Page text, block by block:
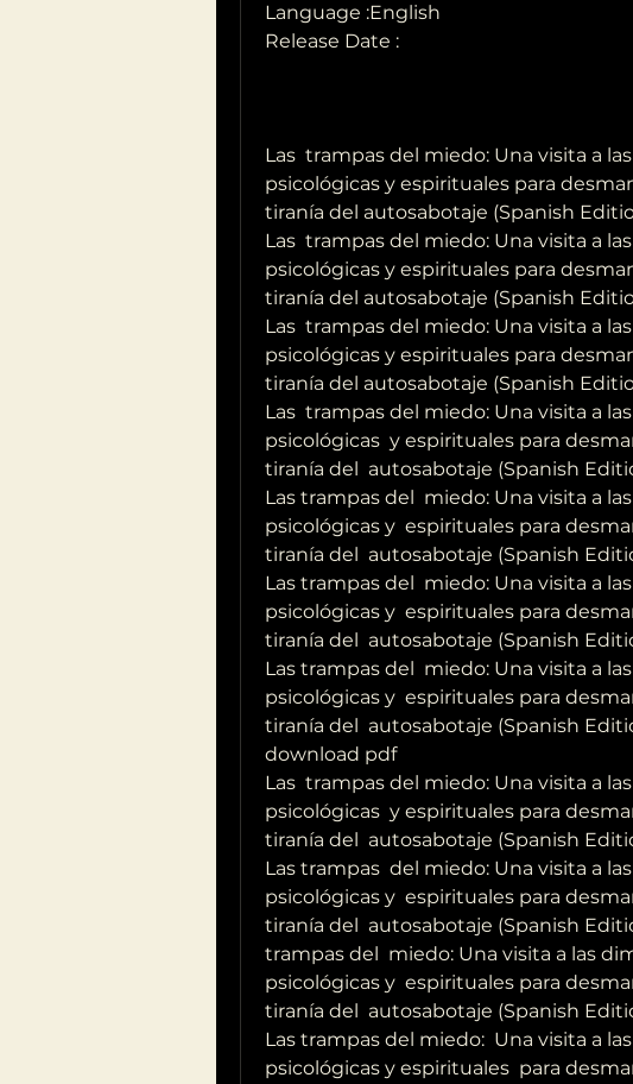
Language :English
Release Date :
Las  trampas del miedo: Una visita a
psicológicas y espirituales para
tiranía del autosabotaje (Spanish
Las  trampas del miedo: Una visita a
psicológicas y espirituales para
tiranía del autosabotaje (Spanish
Las  trampas del miedo: Una visita a
psicológicas y espirituales para
tiranía del autosabotaje (Spanish
Las  trampas del miedo: Una visita a
psicológicas  y espirituales para
tiranía del  autosabotaje (Spanish
Las trampas del  miedo: Una visita a
psicológicas y  espirituales para
tiranía del  autosabotaje (Spanish
Las trampas del  miedo: Una visita a
psicológicas y  espirituales para
tiranía del  autosabotaje (Spanish
Las trampas del  miedo: Una visita a
psicológicas y  espirituales para
tiranía del  autosabotaje (Spanish
download pdf
Las  trampas del miedo: Una visita a
psicológicas  y espirituales para
tiranía del  autosabotaje (Spanish
Las trampas  del miedo: Una visita a
psicológicas y  espirituales para
tiranía del  autosabotaje (Spanish
trampas del  miedo: Una visita a las
psicológicas y  espirituales para
tiranía del  autosabotaje (Spanish
Las trampas del miedo:  Una visita a
psicológicas y espirituales  para